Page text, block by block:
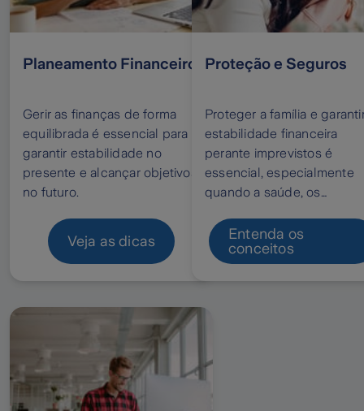
Planeamento Financeiro
Gerir as finanças de forma
equilibrada é essencial para
garantir estabilidade no
presente e alcançar objetivos
no futuro.
Veja as dicas
Proteção e Seguros
Proteger a família e
estabilidade financeira
perante imprevistos é
essencial, especialmente
quando a saúde, os
estão em causa.
Entenda os
conceitos